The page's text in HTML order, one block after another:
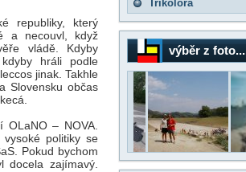
republiky, který
a necouvl, když
vládě. Kdyby
hráli podle
jinak. Takhle
Slovensku občas
– NOVA.
politiky se
Pokud bychom
docela zajímavý.
Trikolora
výběr z foto...